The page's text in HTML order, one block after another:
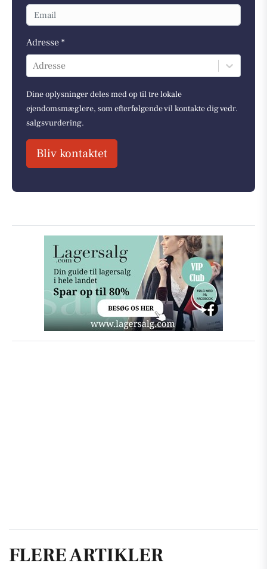
Adresse *
Adresse
Dine oplysninger deles med op til tre lokale
ejendomsmæglere, som efterfølgende vil kontakte dig vedr.
salgsvurdering.
Bliv kontaktet
FLERE ARTIKLER